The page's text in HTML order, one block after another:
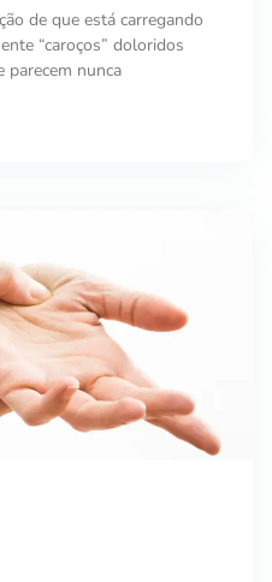
de que está carregando
“caroços” doloridos
parecem nunca